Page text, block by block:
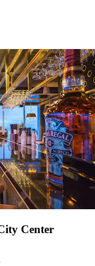
Center